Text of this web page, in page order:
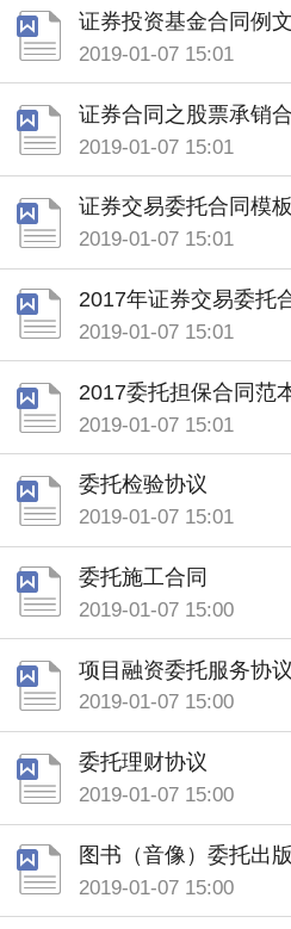
证券投资基金合同例文
2019-01-07 15:01
证券合同之股票承销
2019-01-07 15:01
证券交易委托合同模板
2019-01-07 15:01
2017年证券交易委托
2019-01-07 15:01
2017委托担保合同范
2019-01-07 15:01
委托检验协议
2019-01-07 15:01
委托施工合同
2019-01-07 15:00
项目融资委托服务协议
2019-01-07 15:00
委托理财协议
2019-01-07 15:00
图书（音像）委托出
2019-01-07 15:00